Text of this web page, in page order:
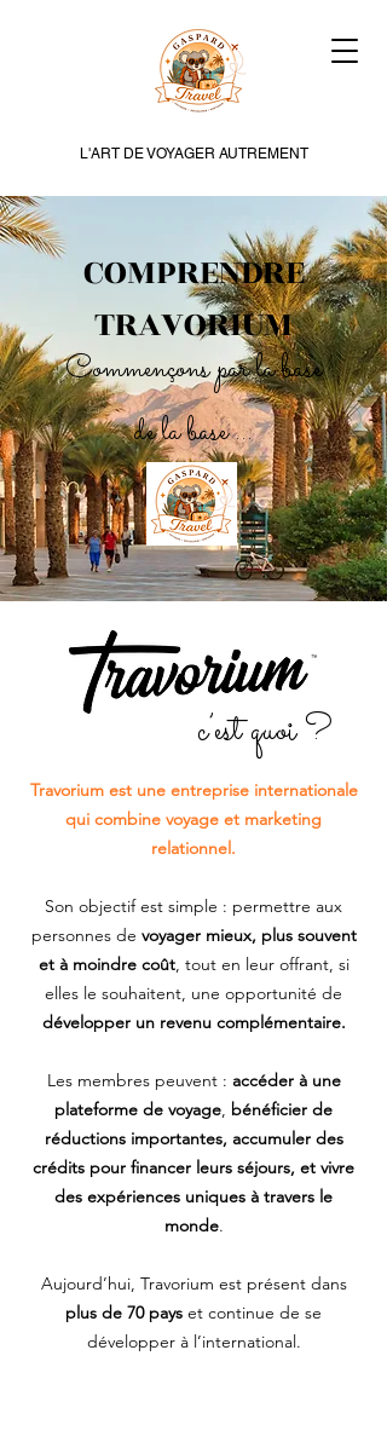
L'ART DE VOYAGER AUTREMENT
COMPRENDRE
TRAVORIUM
Commençons par la base
de la base ...
c’est quoi ?
Travorium est une entreprise internationale
qui combine voyage et marketing
relationnel.
Son objectif est simple : permettre aux
personnes de voyager mieux, plus souvent
et à moindre coût, tout en leur offrant, si
elles le souhaitent, une opportunité de
développer un revenu complémentaire.
Les membres peuvent : accéder à une
plateforme de voyage, bénéficier de
réductions importantes, accumuler des
crédits pour financer leurs séjours, et vivre
des expériences uniques à travers le
monde.
Aujourd’hui, Travorium est présent dans
plus de 70 pays et continue de se
développer à l’international.